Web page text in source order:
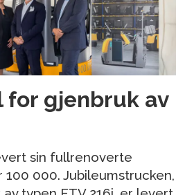
gjenbruk av
sin fullrenoverte
000. Jubileumstrucken,